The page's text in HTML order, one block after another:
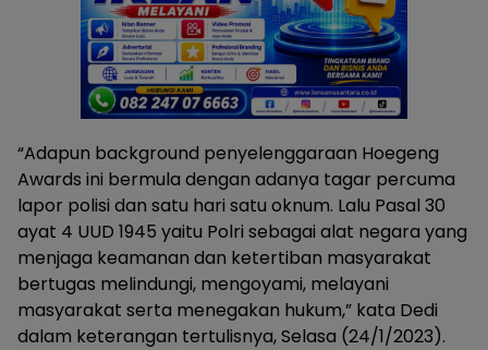
“Adapun background penyelenggaraan Hoegeng
Awards ini bermula dengan adanya tagar percuma
lapor polisi dan satu hari satu oknum. Lalu Pasal 30
ayat 4 UUD 1945 yaitu Polri sebagai alat negara yang
menjaga keamanan dan ketertiban masyarakat
bertugas melindungi, mengoyami, melayani
masyarakat serta menegakan hukum,” kata Dedi
dalam keterangan tertulisnya, Selasa (24/1/2023).